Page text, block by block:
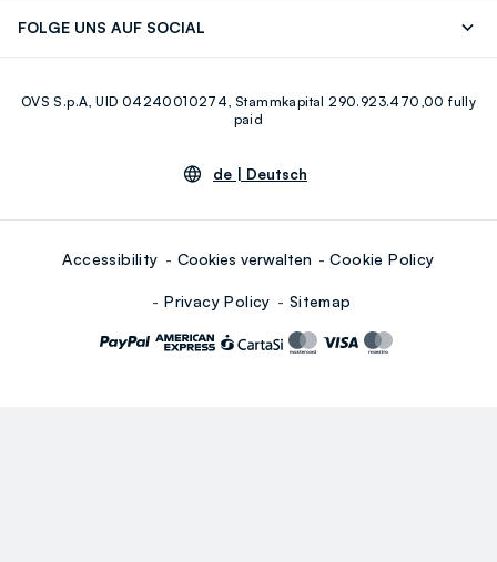
FOLGE UNS AUF SOCIAL
Youtube Linkedin
OVS S.p.A, UID 04240010274, Stammkapital 290.923.470,00 fully
paid
de | Deutsch
Accessibility Cookies verwalten Cookie Policy
Privacy Policy Sitemap